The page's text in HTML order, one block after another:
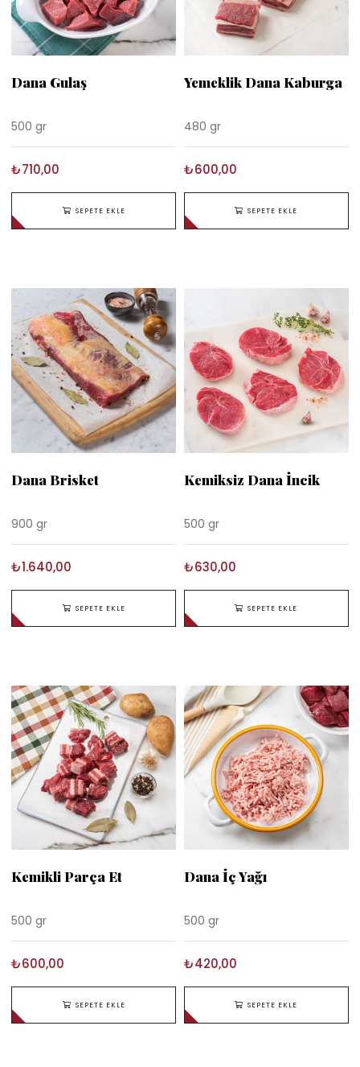
Dana Gulaş
500 gr
₺710,00
SEPETE EKLE
Yemeklik Dana Kaburga
480 gr
₺600,00
SEPETE EKLE
Dana Brisket
900 gr
₺1.640,00
SEPETE EKLE
Kemiksiz Dana İncik
500 gr
₺630,00
SEPETE EKLE
Kemikli Parça Et
500 gr
₺600,00
SEPETE EKLE
Dana İç Yağı
500 gr
₺420,00
SEPETE EKLE